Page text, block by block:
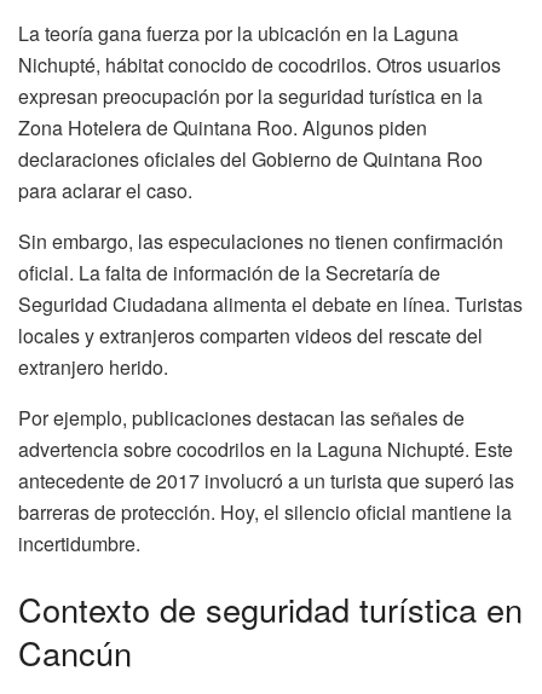
La teoría gana fuerza por la ubicación en la Laguna
Nichupté, hábitat conocido de cocodrilos. Otros usuarios
expresan preocupación por la seguridad turística en la
Zona Hotelera de Quintana Roo. Algunos piden
declaraciones oficiales del Gobierno de Quintana Roo
para aclarar el caso.
Sin embargo, las especulaciones no tienen confirmación
oficial. La falta de información de la Secretaría de
Seguridad Ciudadana alimenta el debate en línea. Turistas
locales y extranjeros comparten videos del rescate del
extranjero herido.
Por ejemplo, publicaciones destacan las señales de
advertencia sobre cocodrilos en la Laguna Nichupté. Este
antecedente de 2017 involucró a un turista que superó las
barreras de protección. Hoy, el silencio oficial mantiene la
incertidumbre.
Contexto de seguridad turística en
Cancún